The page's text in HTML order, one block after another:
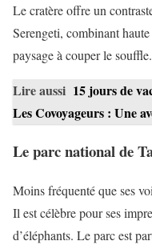
Le cratère offre un
Serengeti, combinant
paysage à couper le souffle.
Lire aussi 15 jours de
Les Covoyageurs : Une
Le parc national de
Moins fréquenté que ses
Il est célèbre pour ses
d’éléphants. Le parc est